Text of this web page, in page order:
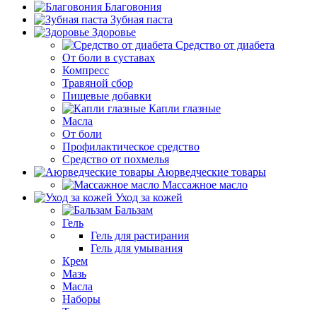
Благовония
Зубная паста
Здоровье
Средство от диабета
От боли в суставах
Компресс
Травяной сбор
Пищевые добавки
Капли глазные
Масла
От боли
Профилактическое средство
Средство от похмелья
Аюрведческие товары
Массажное масло
Уход за кожей
Бальзам
Гель
Гель для растирания
Гель для умывания
Крем
Мазь
Масла
Наборы